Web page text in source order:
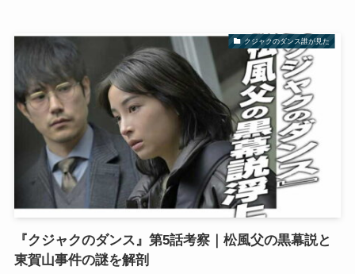
クジャクのダンス誰が見た
『クジャクのダンス』第5話考察｜松風父の黒幕説と
東賀山事件の謎を解剖